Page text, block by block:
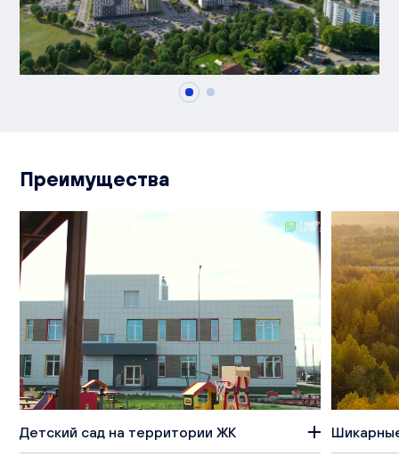
Преимущества
Детский сад на территории ЖК